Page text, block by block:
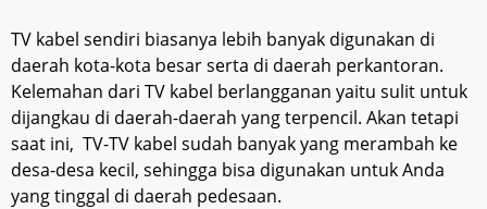
TV kabel sendiri biasanya lebih banyak digunakan di
daerah kota-kota besar serta di daerah perkantoran.
Kelemahan dari TV kabel berlangganan yaitu sulit untuk
dijangkau di daerah-daerah yang terpencil. Akan tetapi
saat ini, TV-TV kabel sudah banyak yang merambah ke
desa-desa kecil, sehingga bisa digunakan untuk Anda
yang tinggal di daerah pedesaan.